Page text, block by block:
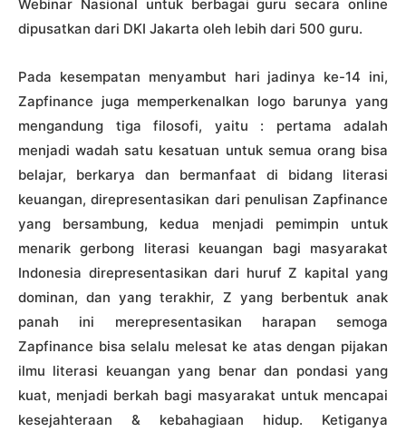
Webinar Nasional untuk berbagai guru secara online
dipusatkan dari DKI Jakarta oleh lebih dari 500 guru.
Pada kesempatan menyambut hari jadinya ke-14 ini,
Zapfinance juga memperkenalkan logo barunya yang
mengandung tiga filosofi, yaitu : pertama adalah
menjadi wadah satu kesatuan untuk semua orang bisa
belajar, berkarya dan bermanfaat di bidang literasi
keuangan, direpresentasikan dari penulisan Zapfinance
yang bersambung, kedua menjadi pemimpin untuk
menarik gerbong literasi keuangan bagi masyarakat
Indonesia direpresentasikan dari huruf Z kapital yang
dominan, dan yang terakhir, Z yang berbentuk anak
panah ini merepresentasikan harapan semoga
Zapfinance bisa selalu melesat ke atas dengan pijakan
ilmu literasi keuangan yang benar dan pondasi yang
kuat, menjadi berkah bagi masyarakat untuk mencapai
kesejahteraan & kebahagiaan hidup. Ketiganya